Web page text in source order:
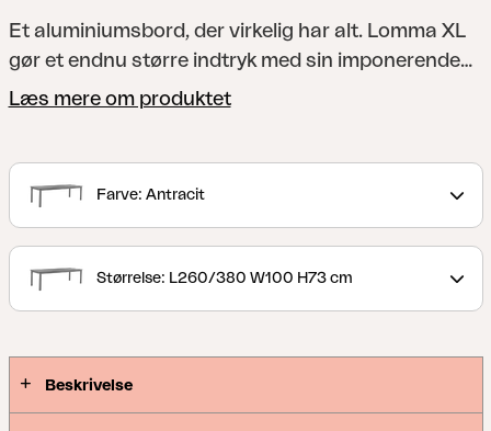
Et aluminiumsbord, der virkelig har alt. Lomma XL
gør et endnu større indtryk med sin imponerende
nye længde på op til 380 cm. Ved at kombinere
tilføjer yderligere 120 centimeter, er det nemt at
sammenkomster.
Læs mere om produktet
Farve: Antracit
Størrelse: L260/380 W100 H73 cm
Beskrivelse